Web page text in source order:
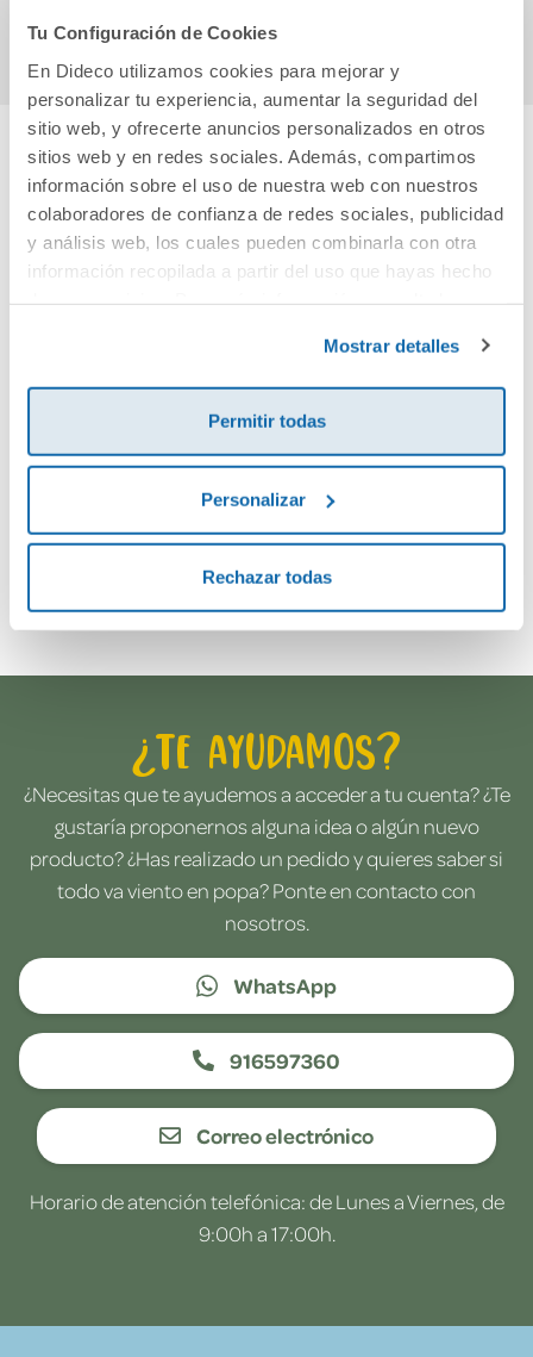
Tu Configuración de Cookies
En Dideco utilizamos cookies para mejorar y
personalizar tu experiencia, aumentar la seguridad del
sitio web, y ofrecerte anuncios personalizados en otros
sitios web y en redes sociales. Además, compartimos
información sobre el uso de nuestra web con nuestros
colaboradores de confianza de redes sociales, publicidad
y análisis web, los cuales pueden combinarla con otra
información recopilada a partir del uso que hayas hecho
Mostrar detalles
Permitir todas
Personalizar
Rechazar todas
Cuéntanos tu opinión
¡Sé el primero en valorar este producto!
Debes iniciar sesión para poder valorarlo
Envía tu opinión
¿Te ayudamos?
¿Necesitas que te ayudemos a acceder a tu cuenta? ¿Te
gustaría proponernos alguna idea o algún nuevo
producto? ¿Has realizado un pedido y quieres saber si
todo va viento en popa? Ponte en contacto con
nosotros.
WhatsApp
916597360
Correo electrónico
Horario de atención telefónica: de Lunes a Viernes, de
9:00h a 17:00h.